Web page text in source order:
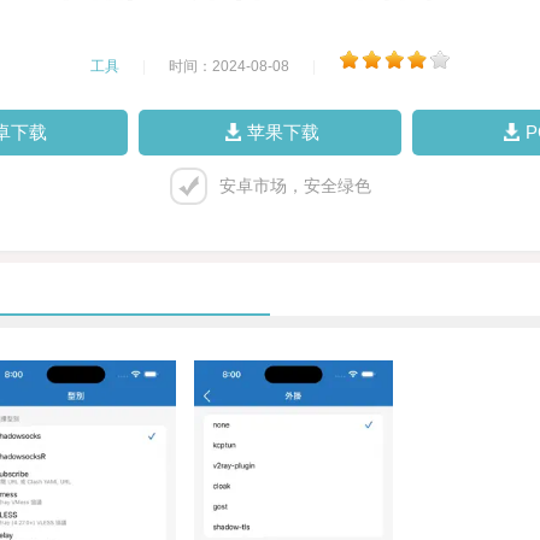
工具 时间：2024-08-08
下载 苹果下载
安卓市场，安全绿色